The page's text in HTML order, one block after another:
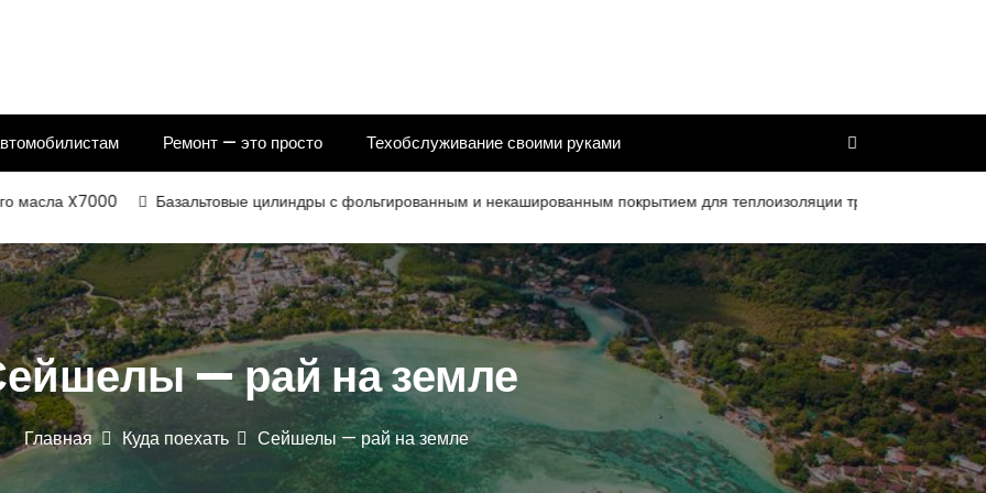
Ремонт — это просто Техобслуживание своими руками
Базальтовые цилиндры с фольгированным и некашированным покрытием для теплоизоляции труб и дымоходов со сроком
— рай на земле
Главная Куда поехать Сейшелы — рай на земле
l